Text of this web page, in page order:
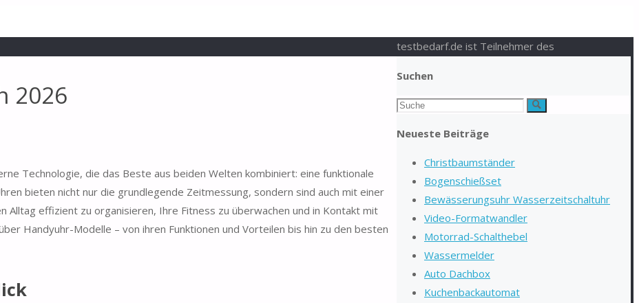
2026
Technologie, die das Beste aus beiden Welten kombiniert: eine funktionale
bieten nicht nur die grundlegende Zeitmessung, sondern sind auch mit einer
Alltag effizient zu organisieren, Ihre Fitness zu überwachen und in Kontakt mit
Handyuhr-Modelle – von ihren Funktionen und Vorteilen bis hin zu den besten
Suchen
Suchen
Suche
Neueste Beiträge
Christbaumständer
Bogenschießset
Bewässerungsuhr Wasserzeitschaltuhr
Video-Formatwandler
Motorrad-Schalthebel
Wassermelder
Auto Dachbox
Kuchenbackautomat
testbedarf.de ist Teilnehmer des